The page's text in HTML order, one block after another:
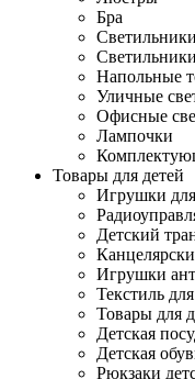
Бра
Напольные
Уличные
Офисные
Лампочки
Товары для детей
Игрушки
Детский
Игрушки
Текстиль
Товары для
Детская
Детская
Рюкзаки